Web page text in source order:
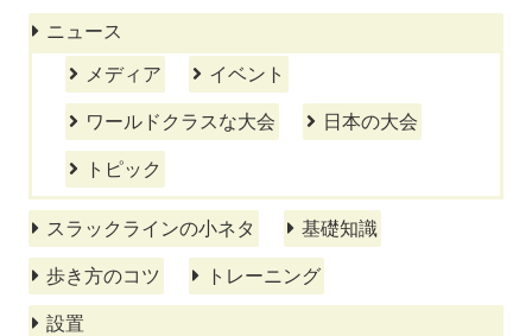
ニュース
メディア イベント
ワールドクラスな大会 日本の大会
トピック
スラックラインの小ネタ 基礎知識
歩き方のコツ トレーニング
設置